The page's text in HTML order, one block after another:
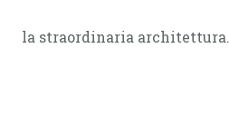
la straordinaria architettura.